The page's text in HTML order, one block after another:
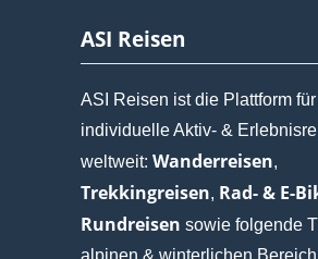
ASI Reisen
ASI Reisen ist die Plattform
individuelle Aktiv- &
weltweit: Wanderreisen,
Trekkingreisen, Rad- & E-
Rundreisen sowie folgende
alpinen & winterlichen